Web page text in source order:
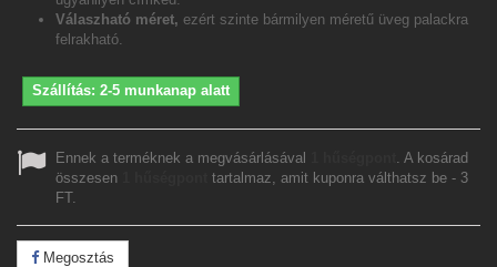
Válaszható méret, ezért szinte bármilyen méretű üveg palackra
felrakható.
Szállítás: 2-5 munkanap alatt
Ennek a terméknek a megvásárlásával
. A kosárad
összesen
tartalmaz, amit kuponra válthatsz be - 3
FT.
Megosztás